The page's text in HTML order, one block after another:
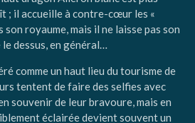
; il accueille à contre-cœur les «
royaume, mais il ne laisse pas son
dessus, en général…
comme un haut lieu du tourisme de
tentent de faire des selfies avec
souvenir de leur bravoure, mais en
éclairée devient souvent un